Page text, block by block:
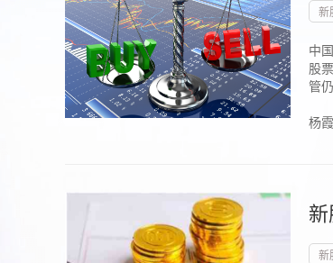
新
中
股
管
杨
新